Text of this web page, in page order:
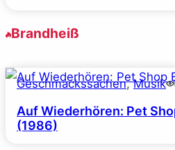
Brandheiß
Geschmackssachen, Musik
Auf Wiederhören: Pet
(1986)